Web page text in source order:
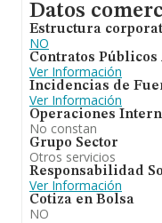
Datos
Estructura
NO
Contratos
Ver Información
Incidencias de
Ver Información
Operaciones
No constan
Grupo Sector
Otros servicios
Responsabilidad
Ver Información
Cotiza en Bolsa
NO